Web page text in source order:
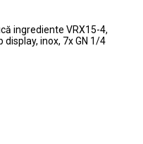
ingrediente VRX15-4,
display, inox, 7x GN 1/4